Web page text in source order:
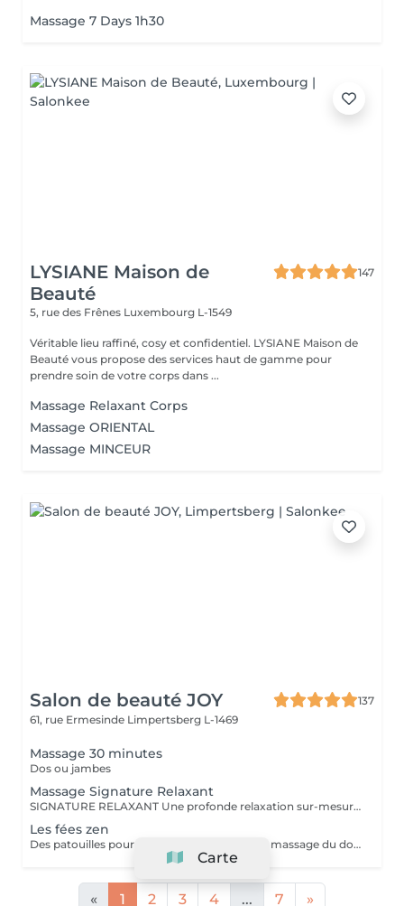
Massage 7 Days 1h30
LYSIANE Maison de
Beauté
147
5, rue des Frênes Luxembourg L-1549
Véritable lieu raffiné, cosy et confidentiel. LYSIANE Maison de
Beauté vous propose des services haut de gamme pour
prendre soin de votre corps dans ...
Massage Relaxant Corps
Massage ORIENTAL
Massage MINCEUR
Salon de beauté JOY
137
61, rue Ermesinde Limpertsberg L-1469
Massage 30 minutes
Dos ou jambes
Massage Signature Relaxant
SIGNATURE RELAXANT Une profonde relaxation sur-mesure avec ce massage signature réalisé avec les iconiques essences d'estime, huiles végétales 100% biologiques. Pour être profondément détendu.e. Inspiré du modelage californien, le massage signature relaxant associe les mouvements lents, fluides, enveloppants, harmonieux, qui enveloppent le corps dans sa globalité.
Les fées zen
Des patouilles pour les petites fripouilles! Un massage du dos , des bras, des mains . Une sensation de calme et d'apaisement , un temps pour soi pour déconnecter des tablettes et reconnecter avec son corps et son esprit.
« 1 2 3 4 ... 7 »
Carte